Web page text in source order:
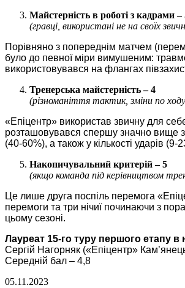
Майстерність в роботі з кадрами –
(гравці, використані не на своїх
Порівняно з попереднім матчем
було до певної міри вимушеним:
використовувався на флангах
Тренерська майстерність – 4
(різноманіття тактик, зміни по
«Епіцентр» використав звичну для
розташовувався спершу значно вище
(40-60%), а також у кількості ударів
Накопичувальний критерій – 5
(якщо команда під керівництвом
Це лише друга поспіль перемога
перемоги та три нічиї починаючи з
цьому сезоні.
Лауреат 15-го туру першого етапу в
Сергій Нагорняк («Епіцентр»
Середній бал – 4,8
05.11.2023